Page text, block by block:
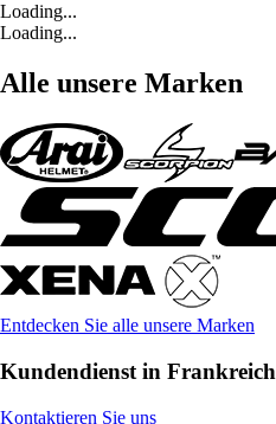
Loading...
Loading...
Alle unsere Marken
Entdecken Sie alle unsere Marken
Kundendienst in Frankreich
Kontaktieren Sie uns